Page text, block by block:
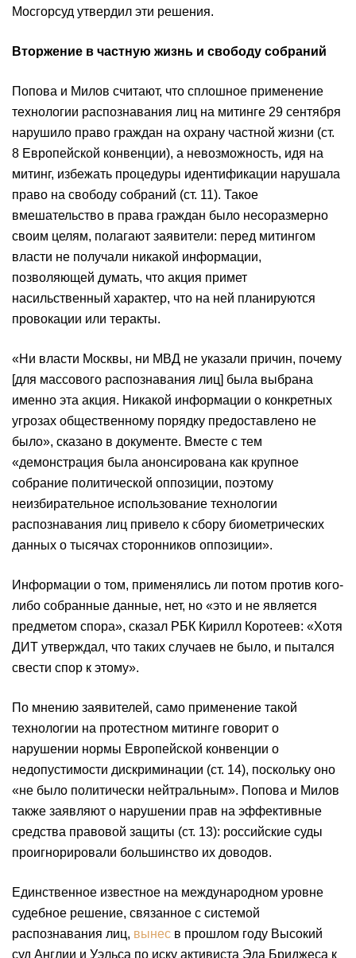
Мосгорсуд утвердил эти решения.
Вторжение в частную жизнь и свободу собраний
Попова и Милов считают, что сплошное применение
технологии распознавания лиц на митинге 29 сентября
нарушило право граждан на охрану частной жизни (ст.
8 Европейской конвенции), а невозможность, идя на
митинг, избежать процедуры идентификации нарушала
право на свободу собраний (ст. 11). Такое
вмешательство в права граждан было несоразмерно
своим целям, полагают заявители: перед митингом
власти не получали никакой информации,
позволяющей думать, что акция примет
насильственный характер, что на ней планируются
провокации или теракты.
«Ни власти Москвы, ни МВД не указали причин, почему
[для массового распознавания лиц] была выбрана
именно эта акция. Никакой информации о конкретных
угрозах общественному порядку предоставлено не
было», сказано в документе. Вместе с тем
«демонстрация была анонсирована как крупное
собрание политической оппозиции, поэтому
неизбирательное использование технологии
распознавания лиц привело к сбору биометрических
данных о тысячах сторонников оппозиции».
Информации о том, применялись ли потом против кого-
либо собранные данные, нет, но «это и не является
предметом спора», сказал РБК Кирилл Коротеев: «Хотя
ДИТ утверждал, что таких случаев не было, и пытался
свести спор к этому».
По мнению заявителей, само применение такой
технологии на протестном митинге говорит о
нарушении нормы Европейской конвенции о
недопустимости дискриминации (ст. 14), поскольку оно
«не было политически нейтральным». Попова и Милов
также заявляют о нарушении прав на эффективные
средства правовой защиты (ст. 13): российские суды
проигнорировали большинство их доводов.
Единственное известное на международном уровне
судебное решение, связанное с системой
распознавания лиц, вынес в прошлом году Высокий
суд Англии и Уэльса по иску активиста Эда Бриджеса к